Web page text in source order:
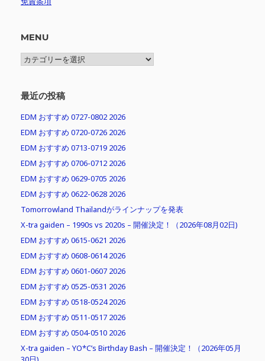
MENU
MENU
最近の投稿
EDM おすすめ 0727-0802 2026
EDM おすすめ 0720-0726 2026
EDM おすすめ 0713-0719 2026
EDM おすすめ 0706-0712 2026
EDM おすすめ 0629-0705 2026
EDM おすすめ 0622-0628 2026
Tomorrowland Thailandがラインナップを発表
X-tra gaiden – 1990s vs 2020s – 開催決定！（2026年08月02日)
EDM おすすめ 0615-0621 2026
EDM おすすめ 0608-0614 2026
EDM おすすめ 0601-0607 2026
EDM おすすめ 0525-0531 2026
EDM おすすめ 0518-0524 2026
EDM おすすめ 0511-0517 2026
EDM おすすめ 0504-0510 2026
X-tra gaiden – YO*C’s Birthday Bash – 開催決定！（2026年05月